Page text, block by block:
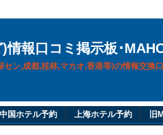
情報口コミ掲示板･
セン,成都,桂林,マカオ,香港等)の情報交換
中国ホテル予約 上海ホテル予約 旧